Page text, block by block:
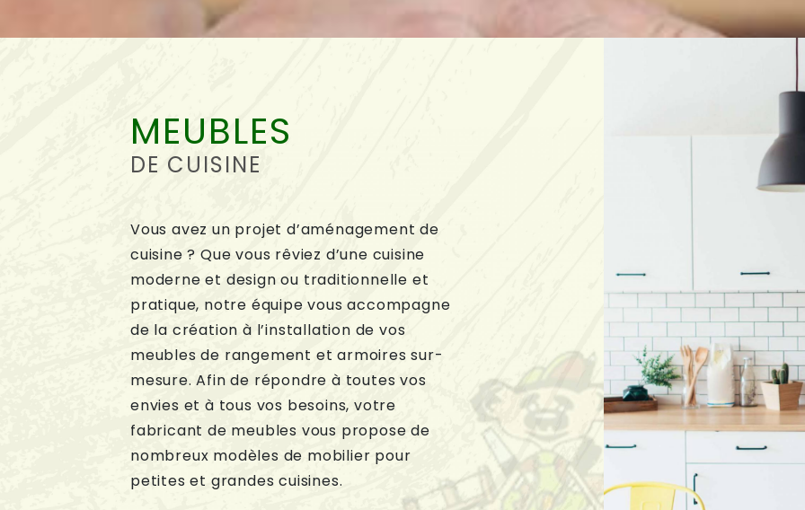
MEUBLES
DE CUISINE
Vous avez un projet d’aménagement de
cuisine ? Que vous rêviez d’une cuisine
moderne et design ou traditionnelle et
pratique, notre équipe vous accompagne
de la création à l’installation de vos
meubles de rangement et armoires sur-
mesure. Afin de répondre à toutes vos
envies et à tous vos besoins, votre
fabricant de meubles vous propose de
nombreux modèles de mobilier pour
petites et grandes cuisines.